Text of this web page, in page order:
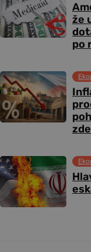
že
po